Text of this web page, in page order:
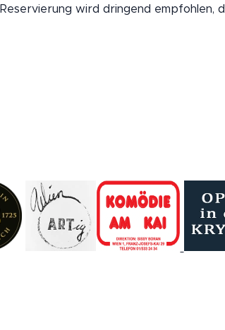
wird dringend empfohlen,